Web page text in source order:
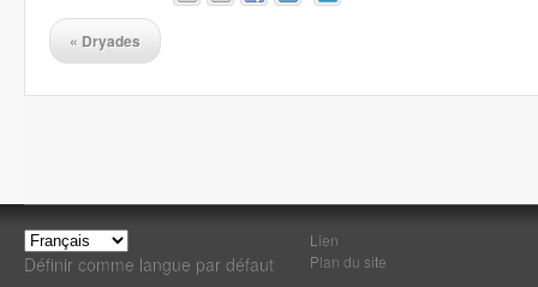
« Dryades
Définir comme langue par défaut
Lien
Plan du site